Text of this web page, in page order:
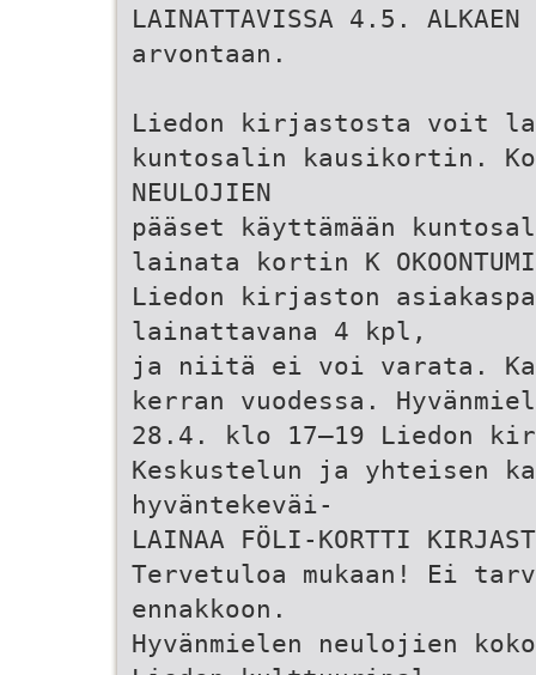
LAINATTAVISSA 4.5.
arvontaan.
Liedon kirjastosta voit
kuntosalin kausikortin.
NEULOJIEN
pääset käyttämään
lainata kortin K­
Liedon kirjaston
lainattavana 4 kpl,
ja niitä ei voi varata.
kerran vuodessa.
28.4. klo 17–19 Liedon
Keskustelun ja yhteisen
hyväntekeväi-
LAINAA FÖLI-KORTTI
Tervetuloa mukaan! Ei
ennakkoon.
Hyvänmielen neulojien